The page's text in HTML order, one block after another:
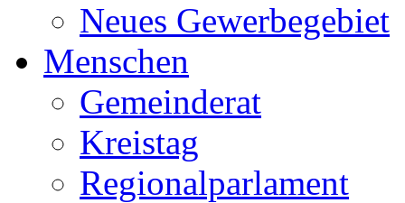
Neues Gewerbegebiet
Menschen
Gemeinderat
Kreistag
Regionalparlament